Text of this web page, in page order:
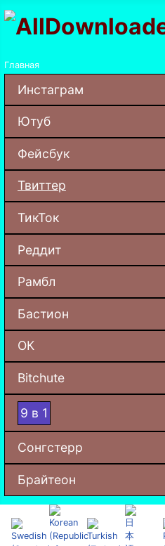
Главная
Инстаграм
Ютуб
Фейсбук
Твиттер
ТикТок
Реддит
Рамбл
Бастион
ОК
Bitchute
9 в 1
Сонгстерр
Брайтеон
Выберите язык